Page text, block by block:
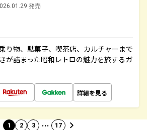
発売
り物、駄菓子、喫茶店、カルチャーまで
が詰まった昭和レトロの魅力を旅するガ
詳細を見る
1 2 3 … 17